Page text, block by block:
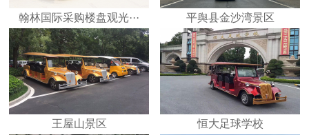
翰林国际采购楼盘观光··· 平舆县金沙湾景区
王屋山景区 恒大足球学校